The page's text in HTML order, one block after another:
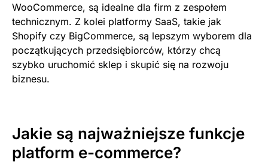
WooCommerce, są idealne dla firm z zespołem
technicznym. Z kolei platformy SaaS, takie jak
Shopify czy BigCommerce, są lepszym wyborem dla
początkujących przedsiębiorców, którzy chcą
szybko uruchomić sklep i skupić się na rozwoju
biznesu.
Jakie są najważniejsze funkcje
platform e-commerce?